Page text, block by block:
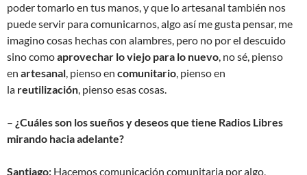
poder tomarlo en tus manos, y que lo artesanal también nos
puede servir para comunicarnos, algo así me gusta pensar, me
imagino cosas hechas con alambres, pero no por el descuido
sino comoaprovechar lo viejo para lo nuevo, no sé, pienso
en artesanal, pienso en comunitario, pienso en
la reutilización, pienso esas cosas.
– ¿Cuáles son los sueños y deseos que tiene Radios Libres
mirando hacia adelante?
Santiago: Hacemos comunicación comunitaria por algo,